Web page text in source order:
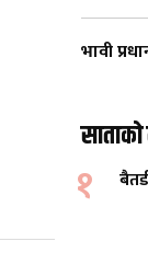
भावी
१